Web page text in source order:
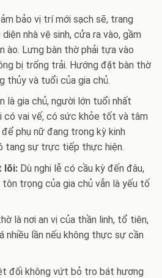
bảo vị trí mới sạch sẽ, trang
nhà vệ sinh, cửa ra vào, gầm
ào. Lưng bàn thờ phải tựa vào
bị trống trải. Hướng đặt bàn thờ
thủy và tuổi của gia chủ.
là gia chủ, người lớn tuổi nhất
có vai vế, có sức khỏe tốt và tâm
phụ nữ đang trong kỳ kinh
tang sự trực tiếp thực hiện.
lõi:Dù nghi lễ có cầu kỳ đến đâu,
trọng của gia chủ vẫn là yếu tố
là nơi an vị của thần linh, tổ tiên,
nhiều lần nếu không thực sự cần
đối không vứt bỏ tro bát hương